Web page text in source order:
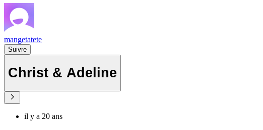
mangetatete
Suivre
Christ & Adeline
il y a 20 ans